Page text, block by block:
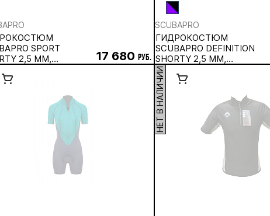
SPORT
2,5 ММ,
17 680 руб.
SCUBAPRO
ГИДРОКОСТЮМ
SCUBAPRO DEFINITION
SHORTY 2,5 ММ,
ЖЕНСКИЙ
НЕТ В НАЛИЧИИ